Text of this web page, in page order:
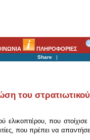
ΠΛΗΡΟΦΟΡΙΕΣ
Share |
του
ελικοπτέρου, που
που πρέπει να